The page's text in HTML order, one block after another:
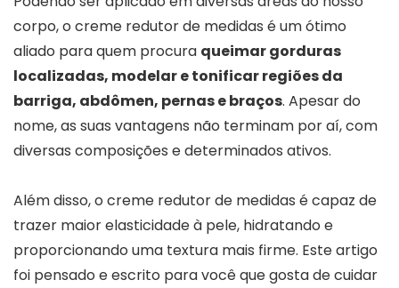
corpo, o creme redutor de medidas é um ótimo
aliado para quem procura queimar gorduras
localizadas, modelar e tonificar regiões da
barriga, abdômen, pernas e braços. Apesar do
nome, as suas vantagens não terminam por aí, com
diversas composições e determinados ativos.
Além disso, o creme redutor de medidas é capaz de
trazer maior elasticidade à pele, hidratando e
proporcionando uma textura mais firme. Este artigo
foi pensado e escrito para você que gosta de cuidar